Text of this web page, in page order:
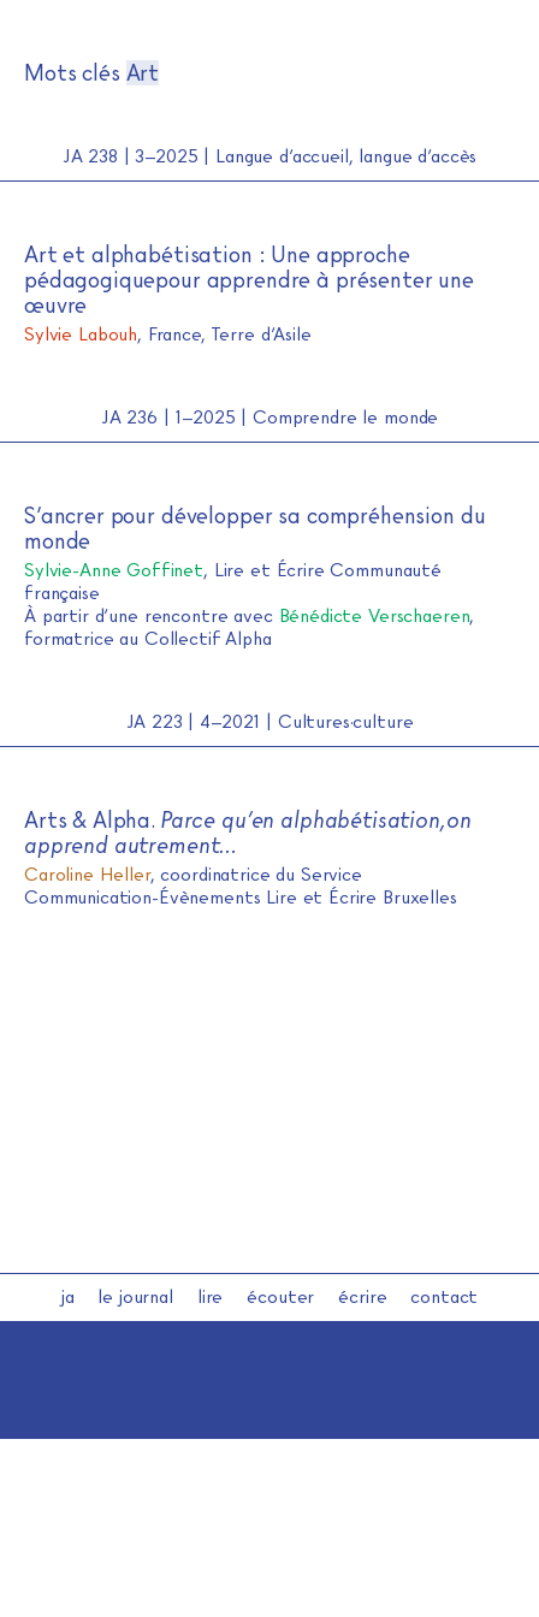
SkipMots clés Art
JA 238 | 3–2025 | Langue d’accueil, langue d’accès
Art et alphabétisation : Une approche
pédagogiquepour apprendre à présenter une
œuvre
Sylvie Labouh, France, Terre d’Asile
JA 236 | 1–2025 | Comprendre le monde
S’ancrer pour développer sa compréhension du
monde
Sylvie-Anne Goffinet, Lire et Écrire Communauté
française
À partir d’une rencontre avec Bénédicte Verschaeren,
formatrice au Collectif Alpha
JA 223 | 4–2021 | Cultures·culture
Arts & Alpha. Parce qu’en alphabétisation,on
apprend autrement…
Caroline Heller, coordinatrice du Service
Communication-Évènements Lire et Écrire Bruxelles
ja le journal lire écouter écrire contact